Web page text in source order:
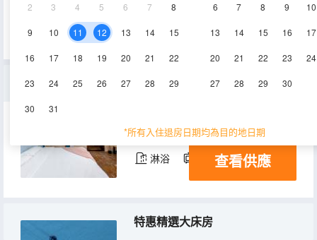
2 3 4 5 6 7 8
9 10 11 12 13 14 15
16 17 18 19 20 21 22
23 24 25 26 27 28 29
30 31
6 7 8 9 10
13 14 15 16 17
20 21 22 23 24
27 28 29 30
*所有入住退房日期均為目的地日期
45㎡ 18層 空調
淋浴 電視機 冰箱
查看供應
特惠精選大床房